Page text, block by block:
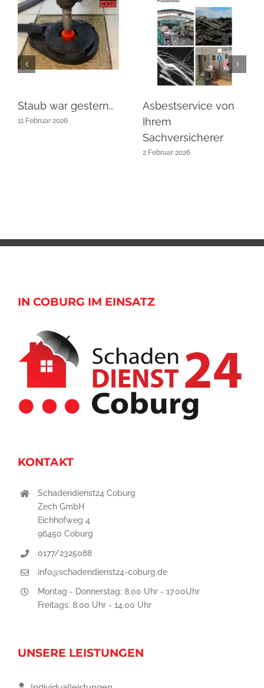
Staub war gestern…
11 Februar 2026
Asbestservice von
Ihrem
Sachversicherer
2 Februar 2026
IN COBURG IM EINSATZ
KONTAKT
Schadendienst24 Coburg
Zech GmbH
Eichhofweg 4
96450 Coburg
0177/2325088
info@schadendienst24-coburg.de
Montag - Donnerstag: 8.00 Uhr - 17.00Uhr
Freitags: 8.00 Uhr - 14.00 Uhr
UNSERE LEISTUNGEN